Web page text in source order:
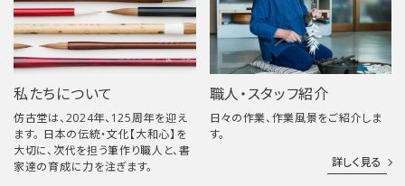
私たちについて
仿古堂は、2024年、125周年を迎え
ます。 日本の伝統・文化【大和心】を
大切に、次代を担う筆作り職人と、書
家達の育成に力を注ぎます。
職人・スタッフ紹介
日々の作業、作業風景をご紹介しま
す。
詳しく見る